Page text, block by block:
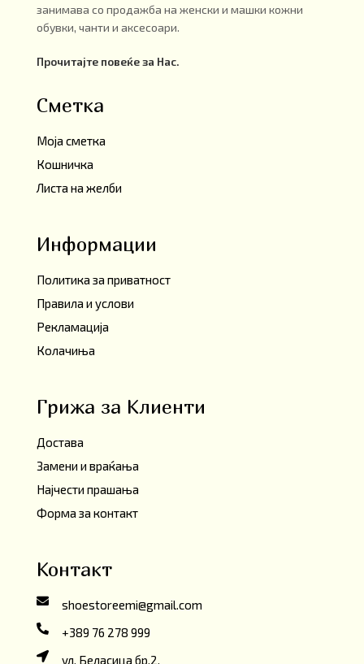
занимава со продажба на женски и машки кожни
обувки, чанти и аксесоари.
Прочитајте повеќе за Нас.
Сметка
Моја сметка
Кошничка
Листа на желби
Информации
Политика за приватност
Правила и услови
Рекламација
Колачиња
Грижа за Клиенти
Достава
Замени и враќања
Најчести прашања
Форма за контакт
Контакт
shoestoreemi@gmail.com
+389 76 278 999
ул. Беласица бр.2,